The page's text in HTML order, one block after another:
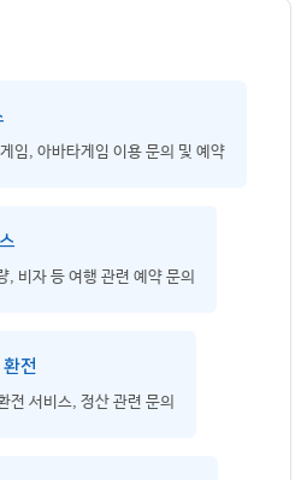
임, 아바타게임 이용 문의 및 예약
, 비자 등 여행 관련 예약 문의
전
전 서비스, 정산 관련 문의